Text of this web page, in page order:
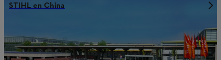
STIHL en China